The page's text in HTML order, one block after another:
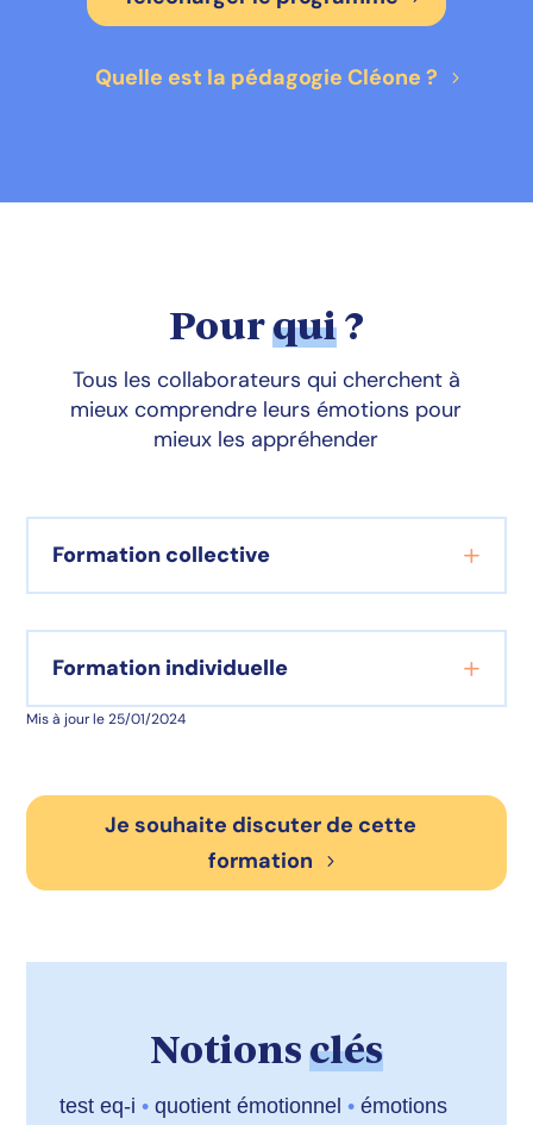
Quelle est la pédagogie Cléone ?
Pourqui?
Tous les collaborateurs qui cherchent à
mieux comprendre leurs émotions pour
mieux les appréhender
Formation collective
Formation individuelle
Mis à jour le 25/01/2024
Je souhaite discuter de cette
formation
Notionsclés
test eq-i •quotient émotionnel •émotions